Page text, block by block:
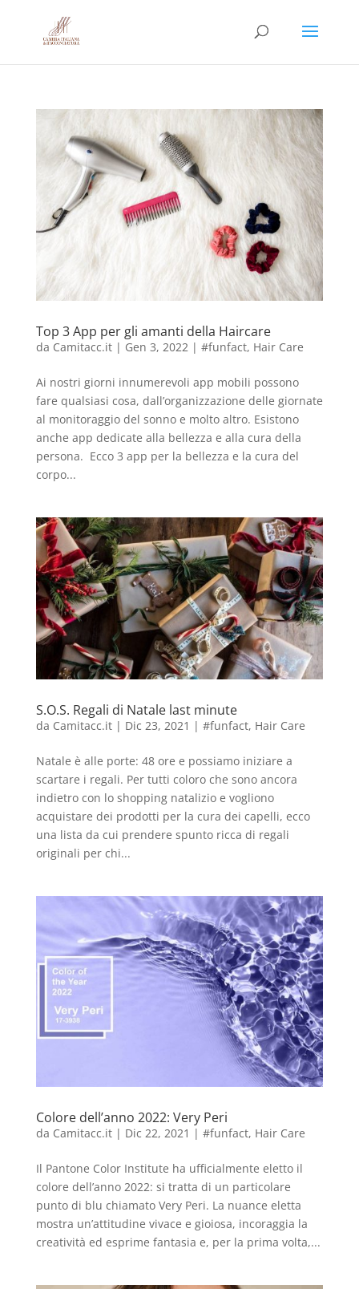
Top 3 App per gli amanti della Haircare
da Camitacc.it| Gen 3, 2022| #funfact, Hair Care
Ai nostri giorni innumerevoli app mobili possono
fare qualsiasi cosa, dall’organizzazione delle giornate
al monitoraggio del sonno e molto altro. Esistono
anche app dedicate alla bellezza e alla cura della
persona. Ecco 3 app per la bellezza e la cura del
corpo...
S.O.S. Regali di Natale last minute
da Camitacc.it| Dic 23, 2021 | #funfact, Hair Care
Natale è alle porte: 48 ore e possiamo iniziare a
scartare i regali. Per tutti coloro che sono ancora
indietro con lo shopping natalizio e vogliono
acquistare dei prodotti per la cura dei capelli, ecco
una lista da cui prendere spunto ricca di regali
originali per chi...
Colore dell’anno 2022: Very Peri
da Camitacc.it| Dic 22, 2021 | #funfact, Hair Care
Il Pantone Color Institute ha ufficialmente eletto il
colore dell’anno 2022: si tratta di un particolare
punto di blu chiamato Very Peri. La nuance eletta
mostra un’attitudine vivace e gioiosa, incoraggia la
creatività ed esprime fantasia e, per la prima volta,...